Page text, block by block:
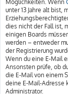
Möglichkeiten. Wenn
unter 13 Jahre alt bist,
dies nicht der Fall ist,
einigen Boards
werden – entweder
der Registrierung
Wenn du eine E-Mail
Ansonsten prüfe, ob
die E-Mail von einem
deine E-Mail-Adresse
Administrator.